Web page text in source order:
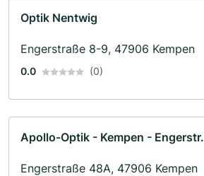
Optik Nentwig
Engerstraße 8-9, 47906 Kempen
0.0 (0)
Apollo-Optik - Kempen - Engerstr.
Engerstraße 48A, 47906 Kempen